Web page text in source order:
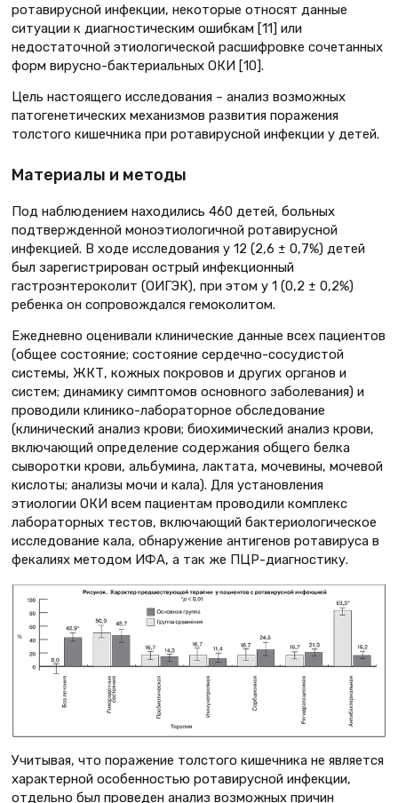
ротавирусной инфекции, некоторые относят данные
ситуации к диагностическим ошибкам [11] или
недостаточной этиологической расшифровке сочетанных
форм вирусно-бактериальных ОКИ [10].
Цель настоящего исследования – анализ возможных
патогенетических механизмов развития поражения
толстого кишечника при ротавирусной инфекции у детей.
Материалы и методы
Под наблюдением находились 460 детей, больных
подтвержденной моноэтиологичной ротавирусной
инфекцией. В ходе исследования у 12 (2,6 ± 0,7%) детей
был зарегистрирован острый инфекционный
гастроэнтероколит (ОИГЭК), при этом у 1 (0,2 ± 0,2%)
ребенка он сопровождался гемоколитом.
Ежедневно оценивали клинические данные всех пациентов
(общее состояние; состояние сердечно-сосудистой
системы, ЖКТ, кожных покровов и других органов и
систем; динамику симптомов основного заболевания) и
проводили клинико-лабораторное обследование
(клинический анализ крови; биохимический анализ крови,
включающий определение содержания общего белка
сыворотки крови, альбумина, лактата, мочевины, мочевой
кислоты; анализы мочи и кала). Для установления
этиологии ОКИ всем пациентам проводили комплекс
лабораторных тестов, включающий бактериологическое
исследование кала, обнаружение антигенов ротавируса в
фекалиях методом ИФА, а так же ПЦР-диагностику.
Учитывая, что поражение толстого кишечника не является
характерной особенностью ротавирусной инфекции,
отдельно был проведен анализ возможных причин